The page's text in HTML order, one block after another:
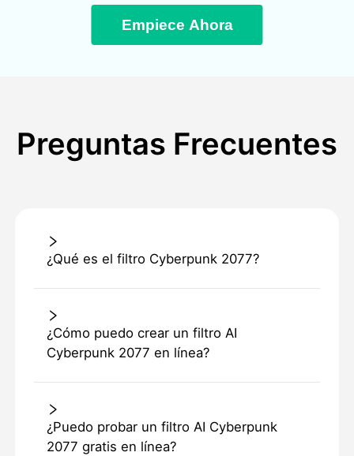
Empiece Ahora
Preguntas Frecuentes
¿Qué es el filtro Cyberpunk 2077?
¿Cómo puedo crear un filtro AI
Cyberpunk 2077 en línea?
¿Puedo probar un filtro AI Cyberpunk
2077 gratis en línea?